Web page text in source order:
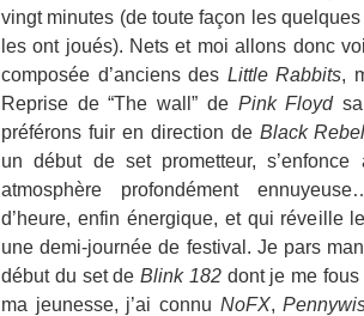
vingt minutes (de toute façon les
les ont joués). Nets et moi allons donc
composée d’anciens des Little Rabbits,
Reprise de “The wall” de Pink Floyd
préférons fuir en direction de Black
un début de set prometteur,
atmosphère profondément
d’heure, enfin énergique, et qui réveille
une demi-journée de festival. Je pars
début du set de Blink 182dont je me fous
ma jeunesse, j’ai connu NoFX,